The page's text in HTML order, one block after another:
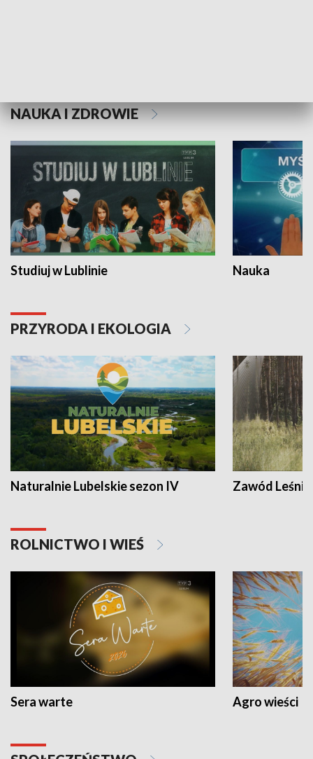
NAUKA I ZDROWIE
Studiuj w Lublinie Nauka
PRZYRODA I EKOLOGIA
Naturalnie Lubelskie sezon IV Zawód Leśnik
ROLNICTWO I WIEŚ
Sera warte Agro wieści